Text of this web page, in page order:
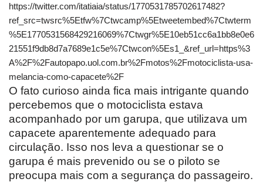
https://twitter.com/itatiaia/status/1770531785702617482?
ref_src=twsrc%5Etfw%7Ctwcamp%5Etweetembed%7Ctwterm
%5E1770531568429216069%7Ctwgr%5E10eb51cc6a1bb8e0e6
21551f9db8d7a7689e1c5e%7Ctwcon%5Es1_&ref_url=https%3
A%2F%2Fautopapo.uol.com.br%2Fmotos%2Fmotociclista-usa-
melancia-como-capacete%2F
O fato curioso ainda fica mais intrigante quando
percebemos que o motociclista estava
acompanhado por um garupa, que utilizava um
capacete aparentemente adequado para
circulação. Isso nos leva a questionar se o
garupa é mais prevenido ou se o piloto se
preocupa mais com a segurança do passageiro.